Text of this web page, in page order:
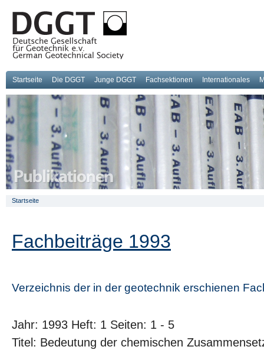
Startseite Die DGGT Junge DGGT Fachsektionen Internationales
Startseite
Fachbeiträge 1993
Verzeichnis der in der geotechnik erschienen
Jahr: 1993 Heft: 1 Seiten: 1 - 5
Titel: Bedeutung der chemischen